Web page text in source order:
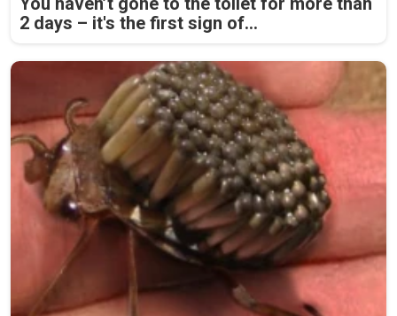
2 days – it's the first sign of...